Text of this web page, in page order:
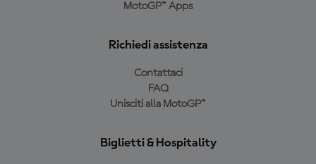
MotoGP™ Apps
Richiedi assistenza
Contattaci
FAQ
Unisciti alla MotoGP™
Biglietti & Hospitality